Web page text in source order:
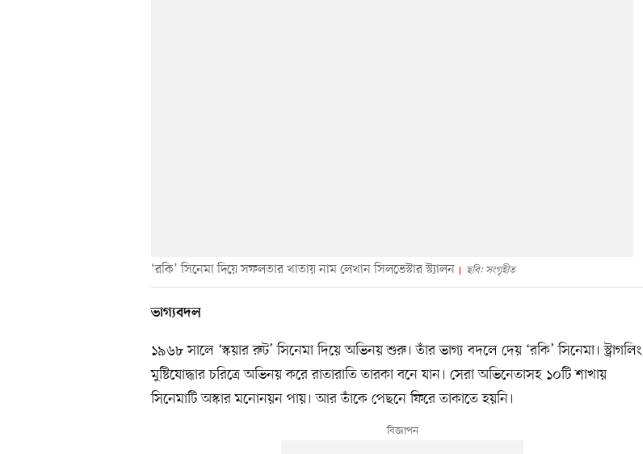
‘রকি’ সিনেমা দিয়ে সফলতার খাতায় নাম লেখান সিলভেস্টার স্ট্যালন ছবি: সংগৃহীত
ভাগ্যবদল
১৯৬৮ সালে ‘স্কয়ার রুট’ সিনেমা দিয়ে অভিনয় শুরু। তাঁর ভাগ্য বদলে দেয় ‘রকি’ সিনেমা। স্ট্রাগলিং
মুষ্টিযোদ্ধার চরিত্রে অভিনয় করে রাতারাতি তারকা বনে যান। সেরা অভিনেতাসহ ১০টি শাখায়
সিনেমাটি অস্কার মনোনয়ন পায়। আর তাঁকে পেছনে ফিরে তাকাতে হয়নি।